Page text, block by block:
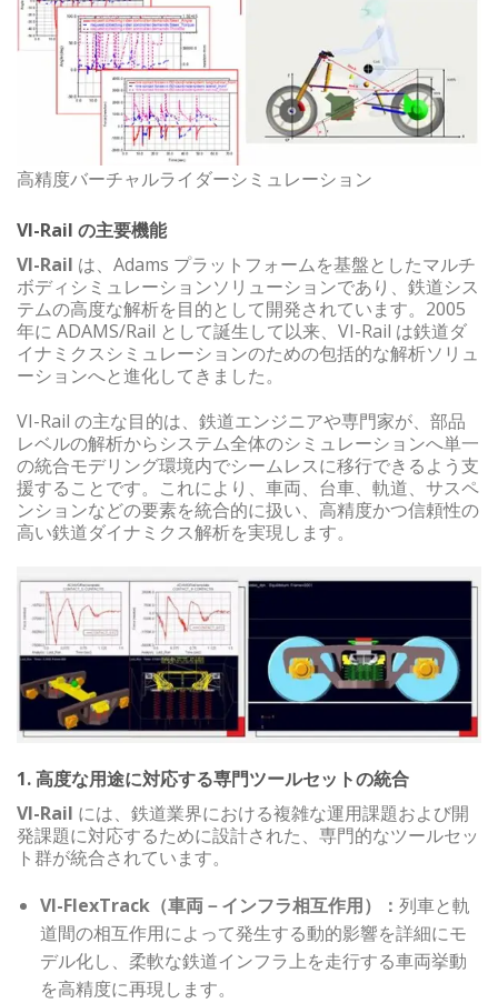
高精度バーチャルライダーシミュレーション
VI-Rail の主要機能
VI-Rail は、Adams プラットフォームを基盤としたマルチ
ボディシミュレーションソリューションであり、鉄道シス
テムの高度な解析を目的として開発されています。2005
年に ADAMS/Rail として誕生して以来、VI-Rail は鉄道ダ
イナミクスシミュレーションのための包括的な解析ソリュ
ーションへと進化してきました。
VI-Rail の主な目的は、鉄道エンジニアや専門家が、部品
レベルの解析からシステム全体のシミュレーションへ単一
の統合モデリング環境内でシームレスに移行できるよう支
援することです。これにより、車両、台車、軌道、サスペ
ンションなどの要素を統合的に扱い、高精度かつ信頼性の
高い鉄道ダイナミクス解析を実現します。
1. 高度な用途に対応する専門ツールセットの統合
VI-Rail には、鉄道業界における複雑な運用課題および開
発課題に対応するために設計された、専門的なツールセッ
ト群が統合されています。
VI-FlexTrack（車両－インフラ相互作用）： 列車と軌
道間の相互作用によって発生する動的影響を詳細にモ
デル化し、柔軟な鉄道インフラ上を走行する車両挙動
を高精度に再現します。